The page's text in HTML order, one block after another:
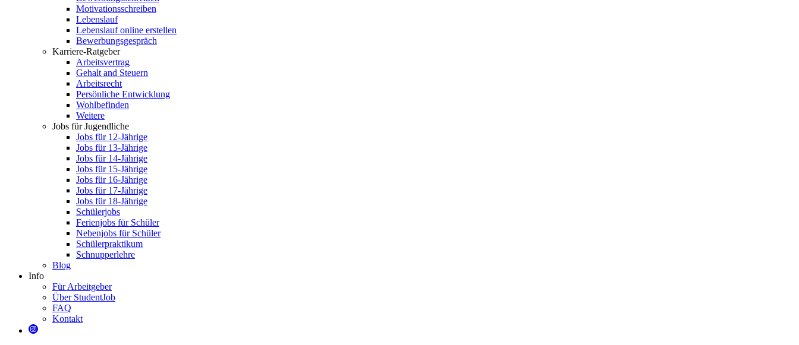
Motivationsschreiben
Lebenslauf
Lebenslauf online erstellen
Bewerbungsgespräch
Karriere-Ratgeber
Arbeitsvertrag
Gehalt and Steuern
Arbeitsrecht
Persönliche Entwicklung
Wohlbefinden
Weitere
Jobs für Jugendliche
Jobs für 12-Jährige
Jobs für 13-Jährige
Jobs für 14-Jährige
Jobs für 15-Jährige
Jobs für 16-Jährige
Jobs für 17-Jährige
Jobs für 18-Jährige
Schülerjobs
Ferienjobs für Schüler
Nebenjobs für Schüler
Schülerpraktikum
Schnupperlehre
Blog
Info
Für Arbeitgeber
Über StudentJob
FAQ
Kontakt